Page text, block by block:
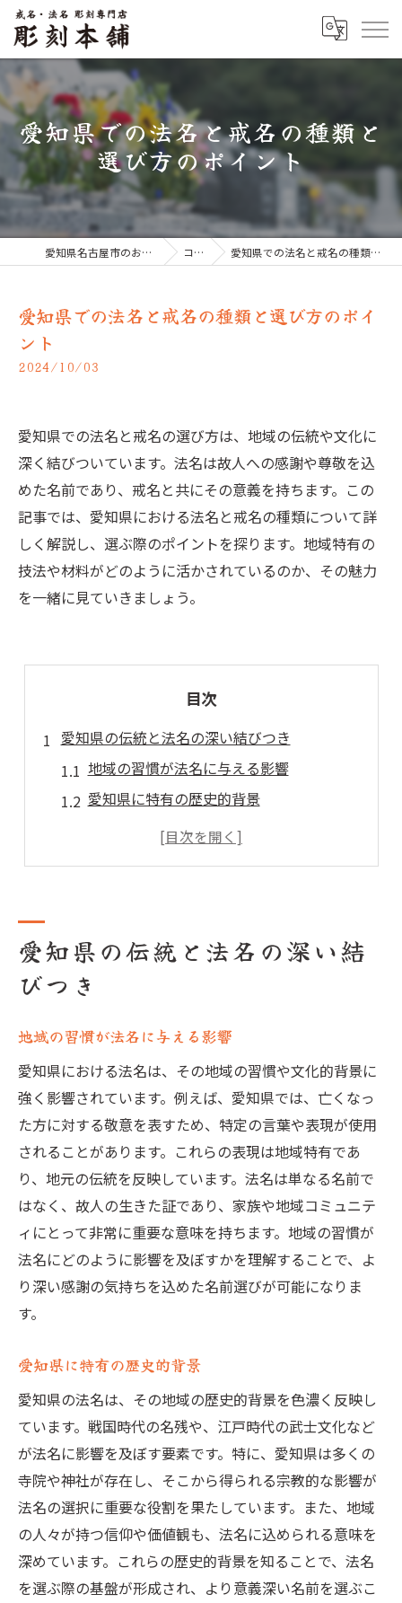
愛知県での法名と戒名の種類と
選び方のポイント
愛知県名古屋市のお墓なら彫刻本舗 コラム 愛知県での法名と戒名の種類と選び方のポイント
愛知県での法名と戒名の種類と選び方のポイ
ント
2024/10/03
愛知県での法名と戒名の選び方は、地域の伝統や文化に
深く結びついています。法名は故人への感謝や尊敬を込
めた名前であり、戒名と共にその意義を持ちます。この
記事では、愛知県における法名と戒名の種類について詳
しく解説し、選ぶ際のポイントを探ります。地域特有の
技法や材料がどのように活かされているのか、その魅力
を一緒に見ていきましょう。
目次
愛知県の伝統と法名の深い結びつき
地域の習慣が法名に与える影響
愛知県に特有の歴史的背景
伝統行事に見る法名の重要性
法名に込められた故人への敬意と感謝
法名を通じた故人への想い
遺族の思いを反映する法名
法名が象徴する感謝の心
故人への尊敬を表す伝統的表現
法名に託された祈りの形
愛知県独自の法名選びの魅力を探る
地域が育む法名の多様性
伝統と革新が交わる法名選び
愛知県ならではの法名の個性
地域の特色が反映された法名
地域特有の技法が光る愛知県の法名
伝統技法が生み出す独自性
技術革新と伝統の融合
愛知県の法名に見る職人技
地域の匠たちが支える法名文化
法名制作における地域特有の技術
技法が伝える地域の歴史と文化
戒名と法名、違いと共通点を解説
愛知県の伝統と法名の深い結
びつき
地域の習慣が法名に与える影響
愛知県における法名は、その地域の習慣や文化的背景に
強く影響されています。例えば、愛知県では、亡くなっ
た方に対する敬意を表すため、特定の言葉や表現が使用
されることがあります。これらの表現は地域特有であ
り、地元の伝統を反映しています。法名は単なる名前で
はなく、故人の生きた証であり、家族や地域コミュニテ
ィにとって非常に重要な意味を持ちます。地域の習慣が
法名にどのように影響を及ぼすかを理解することで、よ
り深い感謝の気持ちを込めた名前選びが可能になりま
す。
愛知県に特有の歴史的背景
愛知県の法名は、その地域の歴史的背景を色濃く反映し
ています。戦国時代の名残や、江戸時代の武士文化など
が法名に影響を及ぼす要素です。特に、愛知県は多くの
寺院や神社が存在し、そこから得られる宗教的な影響が
法名の選択に重要な役割を果たしています。また、地域
の人々が持つ信仰や価値観も、法名に込められる意味を
深めています。これらの歴史的背景を知ることで、法名
を選ぶ際の基盤が形成され、より意義深い名前を選ぶこ